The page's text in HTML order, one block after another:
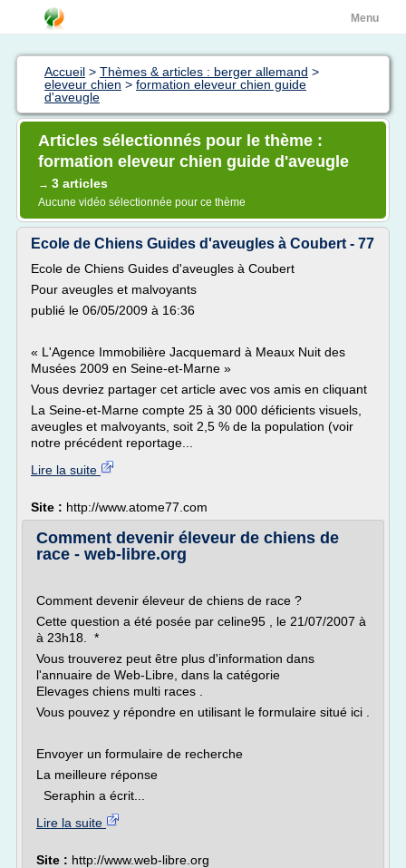
Menu
Accueil > Thèmes & articles : berger allemand >
eleveur chien > formation eleveur chien guide
d'aveugle
Articles sélectionnés pour le thème :
formation eleveur chien guide d'aveugle
→ 3 articles
Aucune vidéo sélectionnée pour ce thème
Ecole de Chiens Guides d'aveugles à Coubert - 77
Ecole de Chiens Guides d'aveugles à Coubert
Pour aveugles et malvoyants
publié le 06/05/2009 à 16:36
« L'Agence Immobilière Jacquemard à Meaux Nuit des
Musées 2009 en Seine-et-Marne »
Vous devriez partager cet article avec vos amis en cliquant
La Seine-et-Marne compte 25 à 30 000 déficients visuels,
aveugles et malvoyants, soit 2,5 % de la population (voir
notre précédent reportage...
Lire la suite
Site : http://www.atome77.com
Comment devenir éleveur de chiens de
race - web-libre.org
Comment devenir éleveur de chiens de race ?
Cette question a été posée par celine95 , le 21/07/2007 à
à 23h18. *
Vous trouverez peut être plus d'information dans
l'annuaire de Web-Libre, dans la catégorie
Elevages chiens multi races .
Vous pouvez y répondre en utilisant le formulaire situé ici .
Envoyer un formulaire de recherche
La meilleure réponse
Seraphin a écrit...
Lire la suite
Site : http://www.web-libre.org